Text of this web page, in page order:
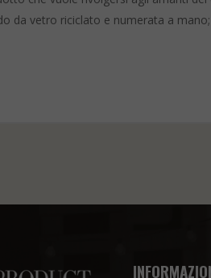
da vetro riciclato e numerata a